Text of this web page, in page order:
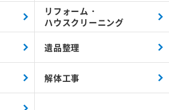
リフォーム・
ハウスクリーニング
遺品整理
解体工事